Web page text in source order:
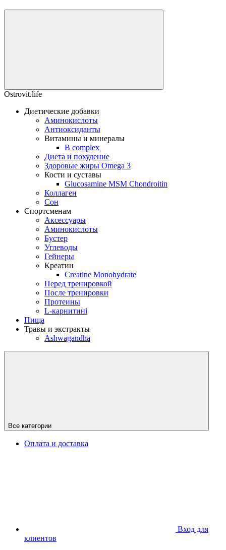
Ostrovit.life
Диетические добавки
Аминокислоты
Антиоксиданты
Витамины и минералы
B complex
Диета и похудение
Здоровые жиры Omega 3
Кости и суставы
Glucosamine MSM Chondroitin
Коллаген
Сон
Спортсменам
Аксессуары
Аминокислоты
Бустер
Углеводы
Гейнеры
Креатин
Creatine Monohydrate
Перед тренировкой
После тренировки
Протеины
L-карнитині
Пища
Травы и экстракты
Ashwagandha
Все категории
Оплата и доставка
Вход для
клиентов